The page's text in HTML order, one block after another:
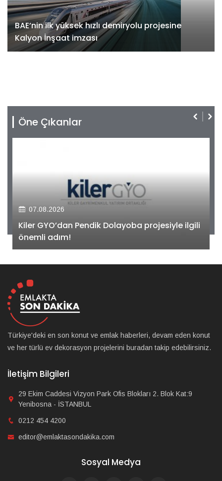
BAE’nin ilk yüksek hızlı demiryolu projesine
Kalyon İnşaat imzası
Öne Çıkanlar
07.08.2026
Kiler GYO’dan Pendik Dolayoba projesiyle ilgili
önemli adım!
Türkiye'deki en son konut ve emlak haberleri, devam eden konut
ve her türlü ev dekorasyon projelerini buradan takip edebilirsiniz.
İletişim Bilgileri
29 Ekim Caddesi Vizyon Park Ofis Blokları 2. Blok Kat:9
Yenibosna - İSTANBUL
0212 454 4200
editor@emlaktasondakika.com
Sosyal Medya